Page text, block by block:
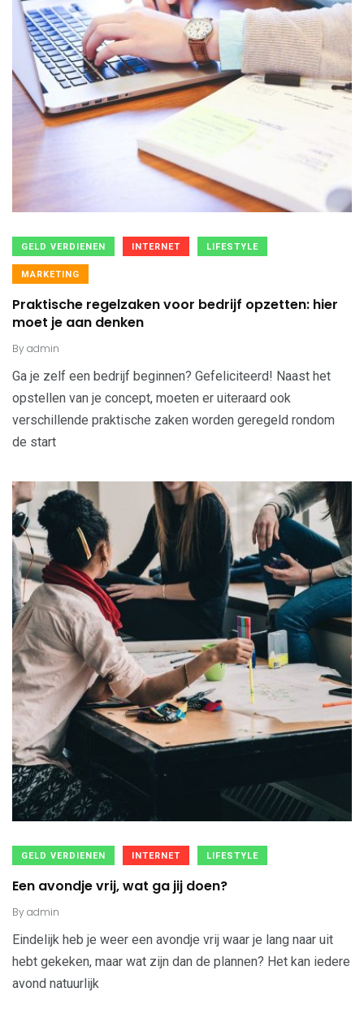
GELD VERDIENEN INTERNET LIFESTYLE
MARKETING
Praktische regelzaken voor bedrijf opzetten: hier
moet je aan denken
Byadmin
Ga je zelf een bedrijf beginnen? Gefeliciteerd! Naast het
opstellen van je concept, moeten er uiteraard ook
verschillende praktische zaken worden geregeld rondom
de start
GELD VERDIENEN INTERNET LIFESTYLE
Een avondje vrij, wat ga jij doen?
Byadmin
Eindelijk heb je weer een avondje vrij waar je lang naar uit
hebt gekeken, maar wat zijn dan de plannen? Het kan iedere
avond natuurlijk